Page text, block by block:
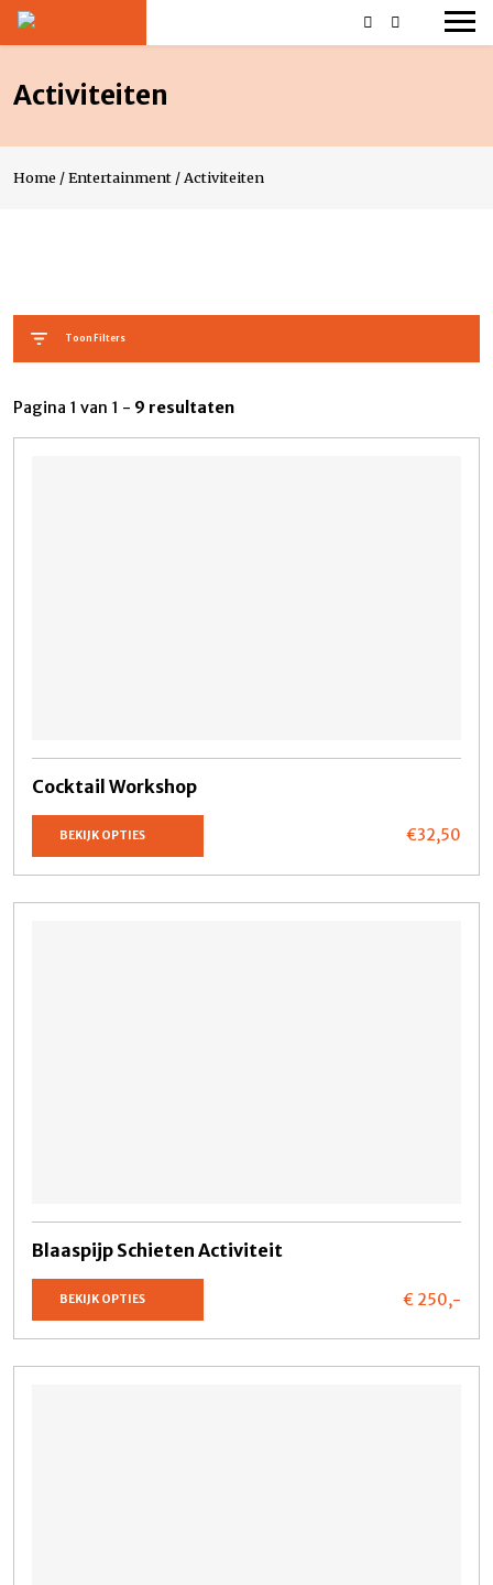
Activiteiten
Home /Entertainment / Activiteiten
Toon Filters
Pagina 1 van 1 - 9 resultaten
Cocktail Workshop
BEKIJK OPTIES €32,50
Blaaspijp Schieten Activiteit
BEKIJK OPTIES € 250,-